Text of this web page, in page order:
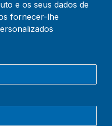
e os seus dados de
fornecer-lhe